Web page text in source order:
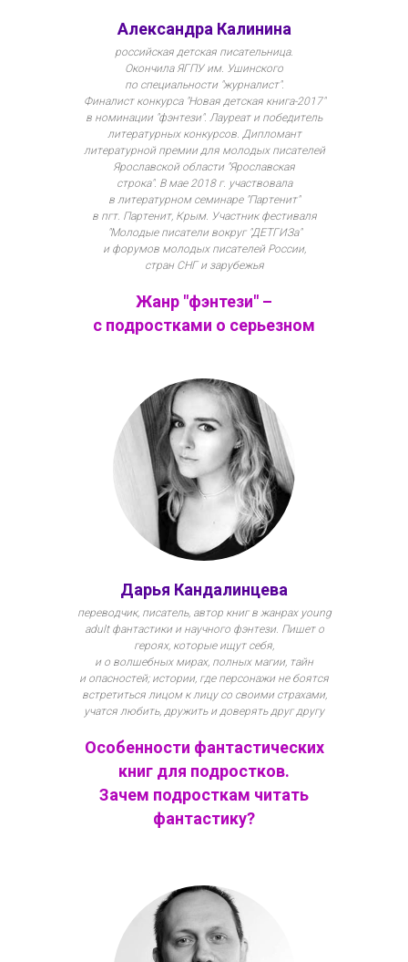
Александра Калинина
российская детская писательница.
Окончила ЯГПУ им. Ушинского
по специальности "журналист".
Финалист конкурса "Новая детская книга-2017"
в номинации "фэнтези". Лауреат и победитель
литературных конкурсов. Дипломант
литературной премии для молодых писателей
Ярославской области "Ярославская
строка". В мае 2018 г. участвовала
в литературном семинаре "Партенит"
в пгт. Партенит, Крым. Участник фестиваля
"Молодые писатели вокруг "ДЕТГИЗа"
и форумов молодых писателей России,
стран СНГ и зарубежья
Жанр "фэнтези" –
с подростками о серьезном
Дарья Кандалинцева
переводчик, писатель, автор книг в жанрах young
adult фантастики и научного фэнтези. Пишет о
героях, которые ищут себя,
и о волшебных мирах, полных магии, тайн
и опасностей; истории, где персонажи не боятся
встретиться лицом к лицу со своими страхами,
учатся любить, дружить и доверять друг другу
Особенности фантастических
книг для подростков.
Зачем подросткам читать
фантастику?